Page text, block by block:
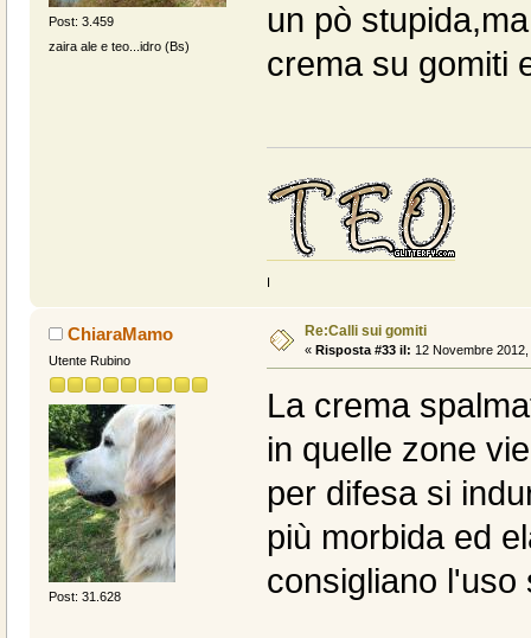
Post: 3.459
zaira ale e teo...idro (Bs)
un pò
crema su gomiti
I
ChiaraMamo
Utente Rubino
Post: 31.628
Re:Calli sui gomiti
« Risposta #33 il: 12 Novembre
La crema
in quelle zone
per difesa si
più morbida ed
consigliano l'uso